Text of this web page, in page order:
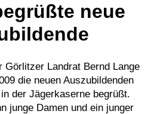
neue
Görlitzer Landrat Bernd Lange
die neuen Auszubildenden
der Jägerkaserne begrüßt.
junge Damen und ein junger